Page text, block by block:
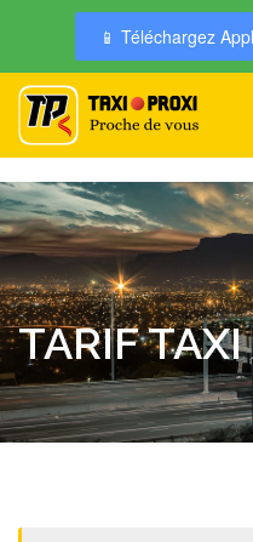
📱 Téléchargez
TARIF